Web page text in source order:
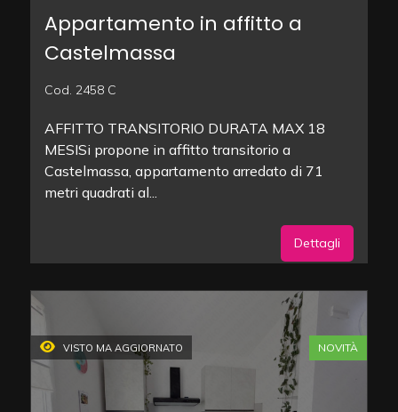
Appartamento in affitto a
Castelmassa
Cod. 2458 C
AFFITTO TRANSITORIO DURATA MAX 18
MESISi propone in affitto transitorio a
Castelmassa, appartamento arredato di 71
metri quadrati al...
Dettagli
VISTO MA AGGIORNATO NOVITÀ